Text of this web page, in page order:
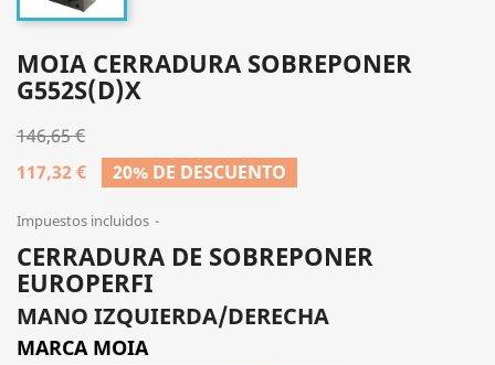
MOIA CERRADURA SOBREPONER
G552S(D)X
146,65 €
117,32 €
20% DE DESCUENTO
Impuestos incluidos
CERRADURA DE SOBREPONER
EUROPERFI
MANO IZQUIERDA/DERECHA
MARCA MOIA